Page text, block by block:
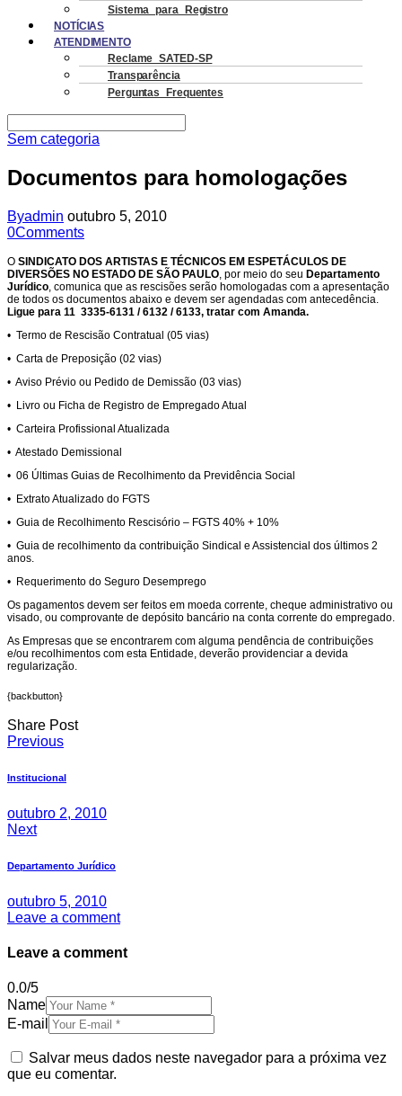
Sistema para Registro
NOTÍCIAS
ATENDIMENTO
Reclame SATED-SP
Transparência
Perguntas Frequentes
Sem categoria
Documentos para homologações
Byadmin outubro 5, 2010
0Comments
O SINDICATO DOS ARTISTAS E TÉCNICOS EM ESPETÁCULOS DE
DIVERSÕES NO ESTADO DE SÃO PAULO , por meio do seu Departamento
Jurídico , comunica que as rescisões serão homologadas com a apresentação
de todos os documentos abaixo e devem ser agendadas com antecedência.
Ligue para 11 3335-6131 / 6132 / 6133, tratar com Amanda.
• Termo de Rescisão Contratual (05 vias)
• Carta de Preposição (02 vias)
• Aviso Prévio ou Pedido de Demissão (03 vias)
• Livro ou Ficha de Registro de Empregado Atual
• Carteira Profissional Atualizada
• Atestado Demissional
• 06 Últimas Guias de Recolhimento da Previdência Social
• Extrato Atualizado do FGTS
• Guia de Recolhimento Rescisório – FGTS 40% + 10%
• Guia de recolhimento da contribuição Sindical e Assistencial dos últimos 2
anos.
• Requerimento do Seguro Desemprego
Os pagamentos devem ser feitos em moeda corrente, cheque administrativo ou
visado, ou comprovante de depósito bancário na conta corrente do empregado.
As Empresas que se encontrarem com alguma pendência de contribuições
e/ou recolhimentos com esta Entidade, deverão providenciar a devida
regularização.
{backbutton}
Share Post
Navegação
de
Previous
Institucional
outubro 2, 2010
Next
Departamento Jurídico
outubro 5, 2010
Leave a comment
Leave a comment
0.0/5
Name
E-mail
Salvar meus dados neste navegador para a próxima vez
que eu comentar.